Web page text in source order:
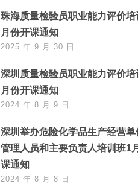
珠海质量检验员职业能力评价培
月份开课通知
2025 年 9 月 30 日
深圳质量检验员职业能力评价培
月份开课通知
2024 年 8 月 9 日
深圳举办危险化学品生产经营单
管理人员和主要负责人培训班1
课通知
2024 年 8 月 8 日